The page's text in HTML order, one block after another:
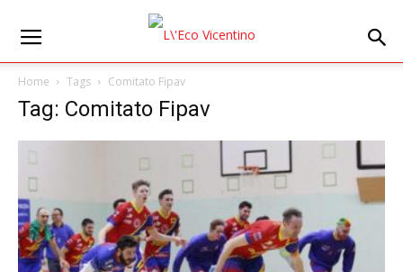
Home Tags Comitato Fipav
Tag: Comitato Fipav